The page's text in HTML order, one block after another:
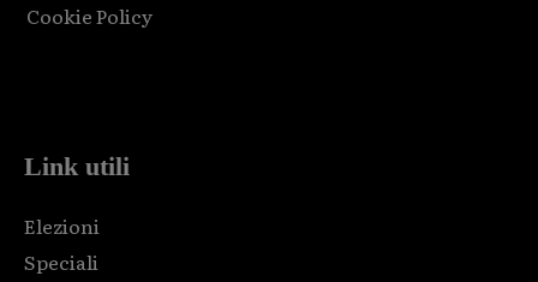
Cookie Policy
Link utili
Elezioni
Speciali